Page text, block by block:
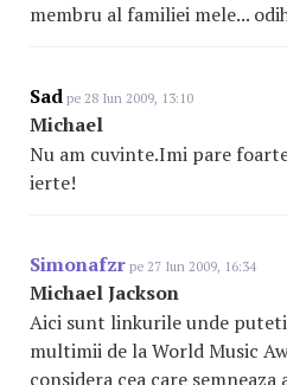
membru al familiei mele...
Sad pe 28 Iun 2009, 13:10
Michael
Nu am cuvinte.Imi pare
ierte!
Simonafzr pe 27 Iun 2009, 16:34
Michael Jackson
Aici sunt linkurile unde puteti
multimii de la World Music
considera cea care